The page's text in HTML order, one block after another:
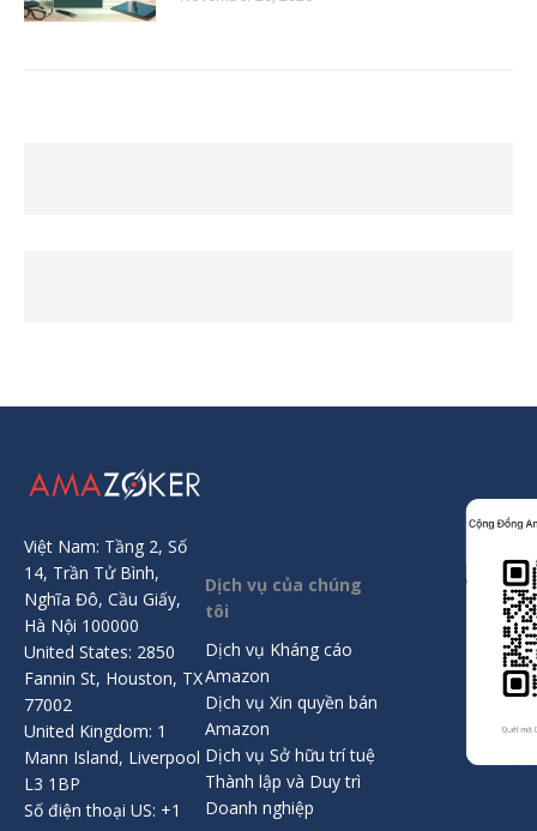
Việt Nam: Tầng 2, Số
14, Trần Tử Bình,
Nghĩa Đô, Cầu Giấy,
Hà Nội 100000
United States: 2850
Fannin St, Houston, TX
77002
United Kingdom: 1
Mann Island, Liverpool
L3 1BP
Số điện thoại US: +1
Dịch vụ của chúng
tôi
Dịch vụ Kháng cáo
Amazon
Dịch vụ Xin quyền bán
Amazon
Dịch vụ Sở hữu trí tuệ
Thành lập và Duy trì
Doanh nghiệp